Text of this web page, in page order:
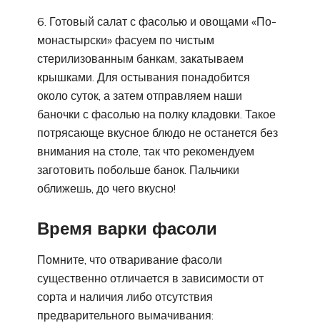
6. Готовый салат с фасолью и овощами «По-
монастырски» фасуем по чистым
стерилизованным банкам, закатываем
крышками. Для остывания понадобится
около суток, а затем отправляем наши
баночки с фасолью на полку кладовки. Такое
потрясающе вкусное блюдо не останется без
внимания на столе, так что рекомендуем
заготовить побольше банок. Пальчики
оближешь, до чего вкусно!
Время варки фасоли
Помните, что отваривание фасоли
существенно отличается в зависимости от
сорта и наличия либо отсутствия
предварительного вымачивания: